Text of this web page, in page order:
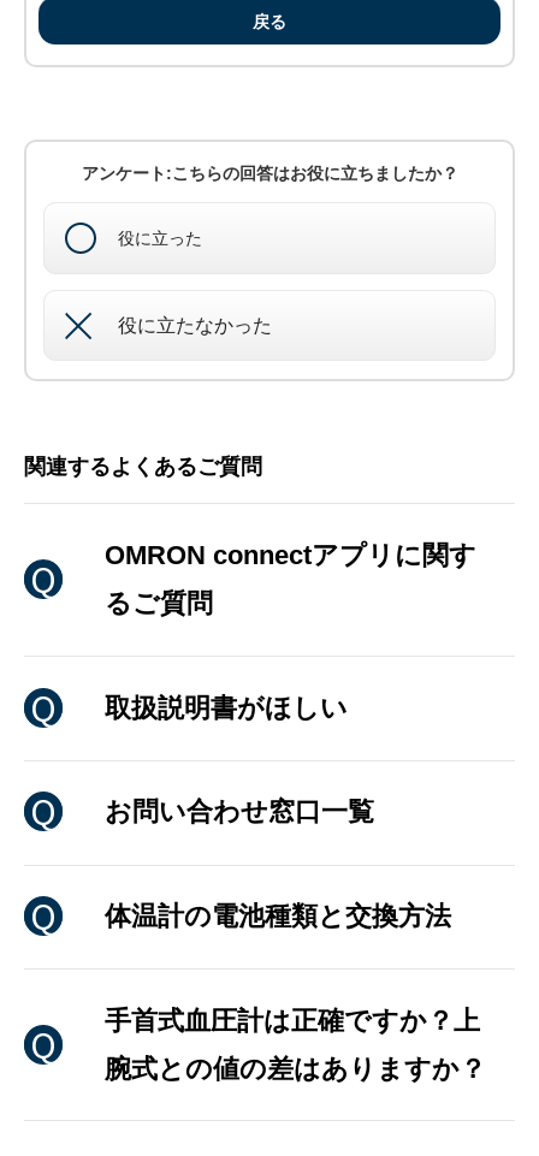
戻る
アンケート:こちらの回答はお役に立ちましたか？
役に立った
役に立たなかった
関連するよくあるご質問
OMRON connectアプリに関す
るご質問
取扱説明書がほしい
お問い合わせ窓口一覧
体温計の電池種類と交換方法
手首式血圧計は正確ですか？上
腕式との値の差はありますか？